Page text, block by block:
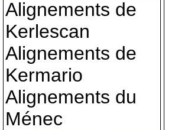
Alignements de
Kerlescan
Alignements de
Kermario
Alignements du
Ménec